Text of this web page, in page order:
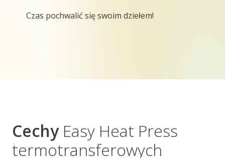
Czas pochwalić się swoim dziełem!
CechyEasy Heat Press
termotransferowych